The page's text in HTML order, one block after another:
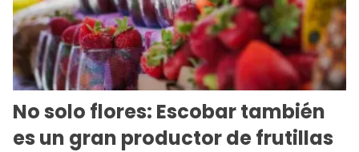
No solo flores: Escobar también
es un gran productor de frutillas